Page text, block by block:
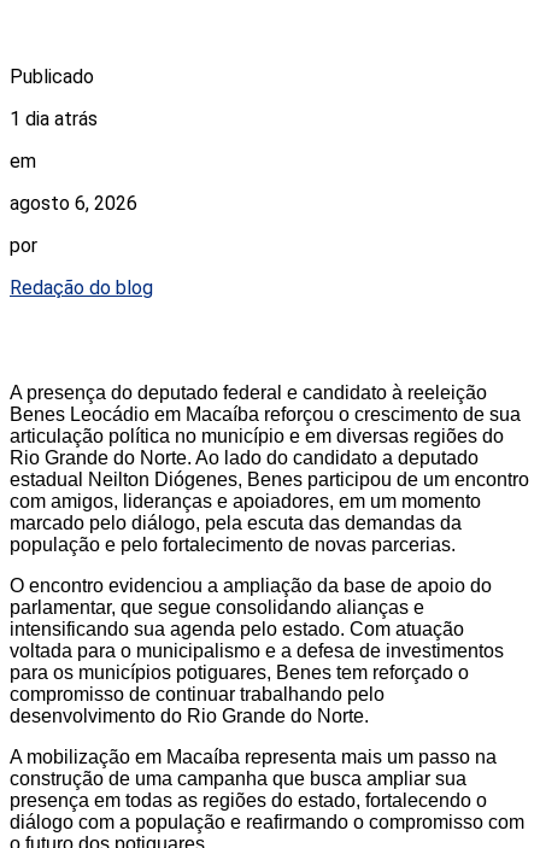
Publicado
1 dia atrás
em
agosto 6, 2026
por
Redação do blog
A presença do deputado federal e candidato à reeleição
Benes Leocádio em Macaíba reforçou o crescimento de sua
articulação política no município e em diversas regiões do
Rio Grande do Norte. Ao lado do candidato a deputado
estadual Neilton Diógenes, Benes participou de um encontro
com amigos, lideranças e apoiadores, em um momento
marcado pelo diálogo, pela escuta das demandas da
população e pelo fortalecimento de novas parcerias.
O encontro evidenciou a ampliação da base de apoio do
parlamentar, que segue consolidando alianças e
intensificando sua agenda pelo estado. Com atuação
voltada para o municipalismo e a defesa de investimentos
para os municípios potiguares, Benes tem reforçado o
compromisso de continuar trabalhando pelo
desenvolvimento do Rio Grande do Norte.
A mobilização em Macaíba representa mais um passo na
construção de uma campanha que busca ampliar sua
presença em todas as regiões do estado, fortalecendo o
diálogo com a população e reafirmando o compromisso com
o futuro dos potiguares.